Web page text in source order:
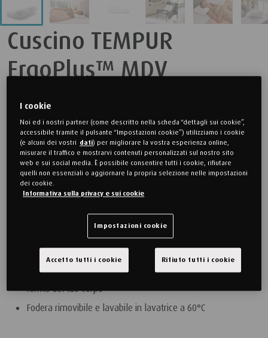
Cuscino TEMPUR
ErgoPlus™ MDV
Un cuscino ergonomico dal feeling rigido, pensato per chi
dorme sulla schiena ma adatto anche a chi dorme sul fianco. Il
cuscino garantisce un sostegno preciso e sollievo dalla
pressione per la testa e il collo.
Consiglio sulla taglia in base alla larghezza delle spalle: S = fino
a circa 45 cm, M = circa 46–50 cm, L = da circa 51/52 cm.
Dispositivo medico di classe I, marcatura CE ai sensi del
Regolamento sui dispositivi medici (EU) 2017/745.
Stabilità alla testa e al collo
Disponibile in diverse altezze per adattarsi meglio alla
forma del tuo corpo
Fodera rimovibile e lavabile in lavatrice a 60°C
I cookie
Noi ed i nostri partner (come descritto nella scheda “dettagli sui cookie”,
accessibile tramite il pulsante “Impostazioni cookie”) utilizziamo i cookie
(e alcuni dei vostri dati) per migliorare la vostra esperienza online,
misurare il traffico e mostrarvi contenuti personalizzati sul nostro sito
web e sui social media. È possibile consentire tutti i cookie, rifiutare
quelli non essenziali o aggiornare la propria selezione nelle impostazioni
dei cookie.
Informativa sulla privacy e sui cookie
Impostazioni cookie
Rifiuto tutti i cookie
Accetto tutti i cookie